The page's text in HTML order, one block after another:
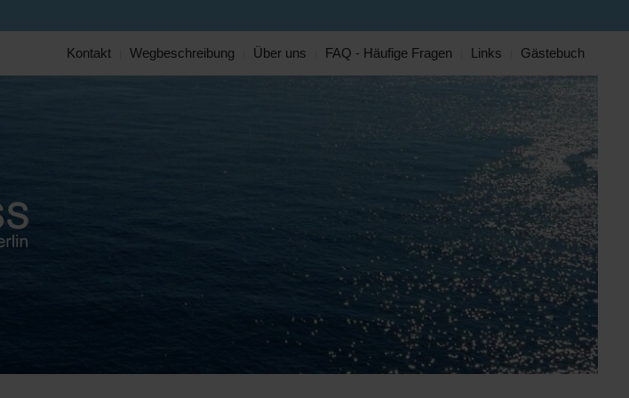
Kontakt Wegbeschreibung Über uns FAQ - Häufige Fragen Links Gästebuch